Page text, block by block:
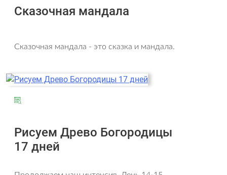
Сказочная мандала
Сказочная мандала - это сказка и мандала.
Рисуем Древо Богородицы
17 дней